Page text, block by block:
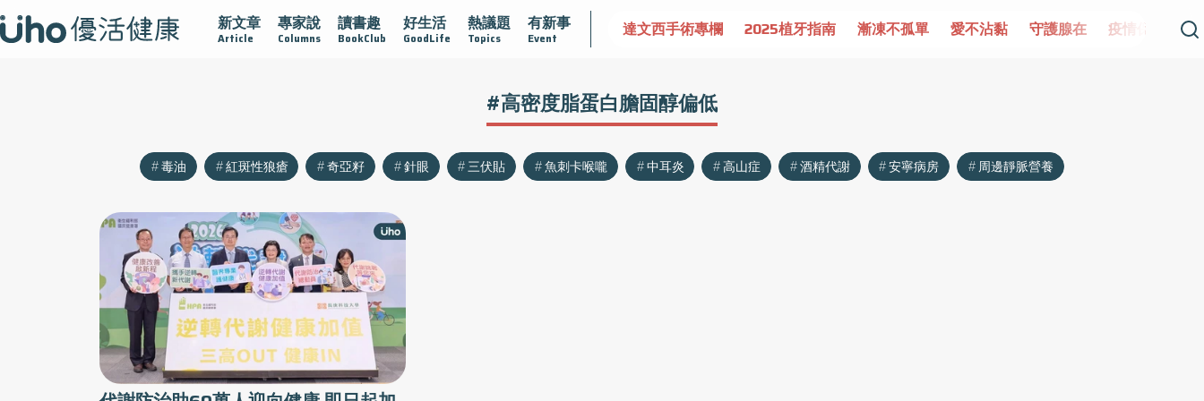
新文章
Article
專家說
Columns
讀書趣
BookClub
好生活
GoodLife
熱議題
Topics
有新事
Event
黏 守護腺在 疫情保衛戰 再生醫學 愛的未來視 認識攝護腺肥大 守護骨骼健康 達文西手術專欄 2025植牙指南 漸凍不孤單 愛不沾黏 守護腺在 疫情保衛戰
#高密度脂蛋白膽固醇偏低
毒油 紅斑性狼瘡 奇亞籽 針眼 三伏貼 魚刺卡喉嚨 中耳炎 高山症 酒精代謝 安寧病房 周邊靜脈營養